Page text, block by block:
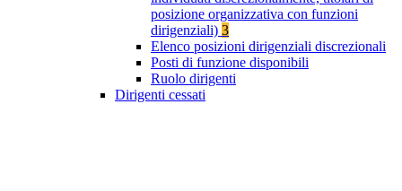
posizione organizzativa con funzioni
dirigenziali) 3
Elenco posizioni dirigenziali discrezionali
Posti di funzione disponibili
Ruolo dirigenti
Dirigenti cessati